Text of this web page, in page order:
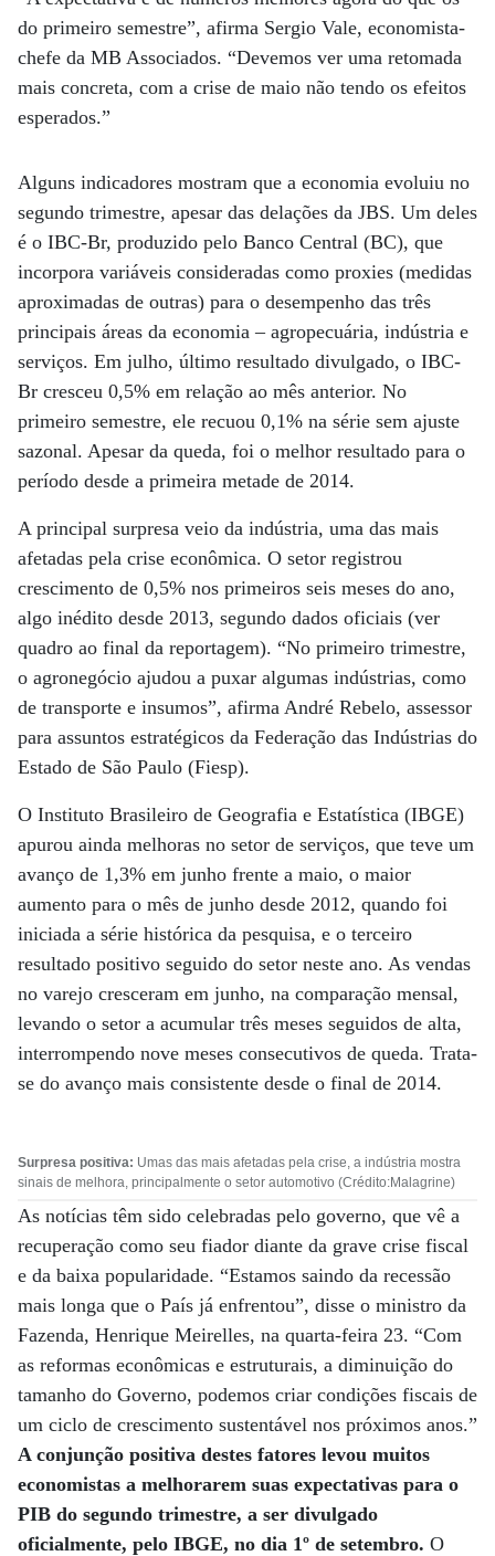
do primeiro semestre”, afirma Sergio Vale, economista-
chefe da MB Associados. “Devemos ver uma retomada
mais concreta, com a crise de maio não tendo os efeitos
esperados.”
Alguns indicadores mostram que a economia evoluiu no
segundo trimestre, apesar das delações da JBS. Um deles
é o IBC-Br, produzido pelo Banco Central (BC), que
incorpora variáveis consideradas como proxies (medidas
aproximadas de outras) para o desempenho das três
principais áreas da economia – agropecuária, indústria e
serviços. Em julho, último resultado divulgado, o IBC-
Br cresceu 0,5% em relação ao mês anterior. No
primeiro semestre, ele recuou 0,1% na série sem ajuste
sazonal. Apesar da queda, foi o melhor resultado para o
período desde a primeira metade de 2014.
A principal surpresa veio da indústria, uma das mais
afetadas pela crise econômica. O setor registrou
crescimento de 0,5% nos primeiros seis meses do ano,
algo inédito desde 2013, segundo dados oficiais (ver
quadro ao final da reportagem). “No primeiro trimestre,
o agronegócio ajudou a puxar algumas indústrias, como
de transporte e insumos”, afirma André Rebelo, assessor
para assuntos estratégicos da Federação das Indústrias do
Estado de São Paulo (Fiesp).
O Instituto Brasileiro de Geografia e Estatística (IBGE)
apurou ainda melhoras no setor de serviços, que teve um
avanço de 1,3% em junho frente a maio, o maior
aumento para o mês de junho desde 2012, quando foi
iniciada a série histórica da pesquisa, e o terceiro
resultado positivo seguido do setor neste ano. As vendas
no varejo cresceram em junho, na comparação mensal,
levando o setor a acumular três meses seguidos de alta,
interrompendo nove meses consecutivos de queda. Trata-
se do avanço mais consistente desde o final de 2014.
Surpresa positiva: Umas das mais afetadas pela crise, a indústria mostra
sinais de melhora, principalmente o setor automotivo (Crédito:Malagrine)
As notícias têm sido celebradas pelo governo, que vê a
recuperação como seu fiador diante da grave crise fiscal
e da baixa popularidade. “Estamos saindo da recessão
mais longa que o País já enfrentou”, disse o ministro da
Fazenda, Henrique Meirelles, na quarta-feira 23. “Com
as reformas econômicas e estruturais, a diminuição do
tamanho do Governo, podemos criar condições fiscais de
um ciclo de crescimento sustentável nos próximos anos.”
A conjunção positiva destes fatores levou muitos
economistas a melhorarem suas expectativas para o
PIB do segundo trimestre, a ser divulgado
oficialmente, pelo IBGE, no dia 1º de setembro. O